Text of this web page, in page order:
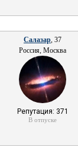
Салазар, 37
Россия, Москва
Репутация: 371
В отпуске